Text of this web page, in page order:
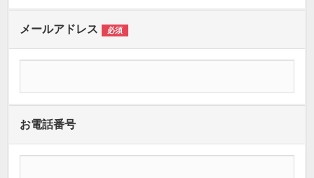
メールアドレス 必須
お電話番号